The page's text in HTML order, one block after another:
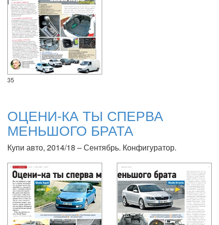
35
ОЦЕНИ-КА ТЫ СПЕРВА
МЕНЬШОГО БРАТА
Купи авто, 2014/18 – Сентябрь. Конфигуратор.